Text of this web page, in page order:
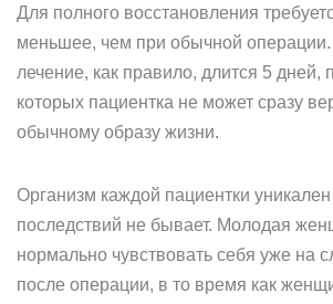
Для полного восстановления
меньшее, чем при обычной
лечение, как правило, длится 5 дней,
которых пациентка не может сразу
обычному образу жизни.
Организм каждой пациентки
последствий не бывает. Молодая
нормально чувствовать себя уже на
после операции, в то время как